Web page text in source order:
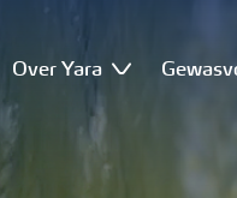
Over Yara